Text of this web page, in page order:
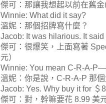
傑可：那讓我想起以前在舊金
Winnie: What did it say?
溫妮：那個招牌寫什麼？
Jacob: It was hilarious. It
傑可：很爆笑，上面寫著
元）
Winnie: You mean C-R-A-
溫妮：你是說，C-R-A-P 那個
Jacob: Yes. Why buy it for ＄
傑可：對，幹嘛要花 8.99 美